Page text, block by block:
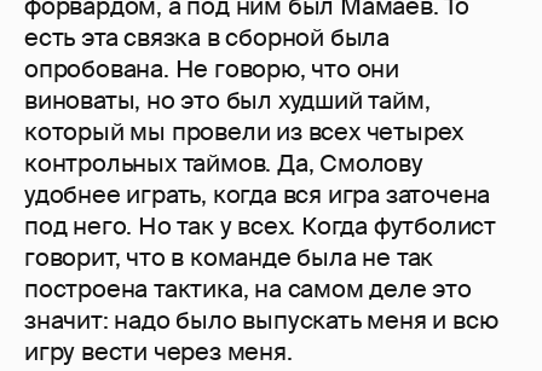
есть эта связка в сборной была
опробована. Не говорю, что они
виноваты, но это был худший тайм,
который мы провели из всех четырех
контрольных таймов. Да, Смолову
удобнее играть, когда вся игра заточена
под него. Но так у всех. Когда футболист
говорит, что в команде была не так
построена тактика, на самом деле это
значит: надо было выпускать меня и всю
игру вести через меня.